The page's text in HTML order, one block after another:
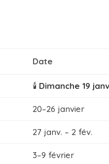
Date
🕯️ Dimanche 19
20–26 janvier
27 janv. – 2 fév.
3–9 février